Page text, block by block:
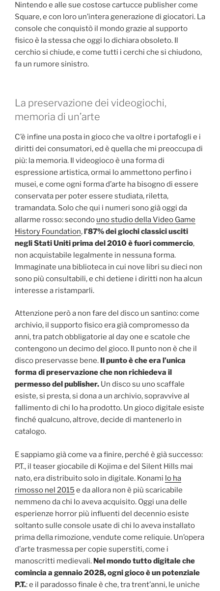
Nintendo e alle sue costose cartucce publisher come
Square, e con loro un’intera generazione di giocatori. La
console che conquistò il mondo grazie al supporto
fisico è la stessa che oggi lo dichiara obsoleto. Il
cerchio si chiude, e come tutti i cerchi che si chiudono,
fa un rumore sinistro.
La preservazione dei videogiochi,
memoria di un’arte
C’è infine una posta in gioco che va oltre i portafogli e i
diritti dei consumatori, ed è quella che mi preoccupa di
più: la memoria. Il videogioco è una forma di
espressione artistica, ormai lo ammettono perfino i
musei, e come ogni forma d’arte ha bisogno di essere
conservata per poter essere studiata, riletta,
tramandata. Solo che qui i numeri sono già oggi da
allarme rosso: secondo uno studio della Video Game
History Foundation,l’87% dei giochi classici usciti
negli Stati Uniti prima del 2010 è fuori commercio,
non acquistabile legalmente in nessuna forma.
Immaginate una biblioteca in cui nove libri su dieci non
sono più consultabili, e chi detiene i diritti non ha alcun
interesse a ristamparli.
Attenzione però a non fare del disco un santino: come
archivio, il supporto fisico era già compromesso da
anni, tra patch obbligatorie al day one e scatole che
contengono un decimo del gioco. Il punto non è che il
disco preservasse bene. Il punto è che era l’unica
forma di preservazione che non richiedeva il
permesso del publisher. Un disco su uno scaffale
esiste, si presta, si dona a un archivio, sopravvive al
fallimento di chi lo ha prodotto. Un gioco digitale esiste
finché qualcuno, altrove, decide di mantenerlo in
catalogo.
E sappiamo già come va a finire, perché è già successo:
P.T., il teaser giocabile di Kojima e del Silent Hills mai
nato, era distribuito solo in digitale. Konami lo ha
rimosso nel 2015 e da allora non è più scaricabile
nemmeno da chi lo aveva acquisito. Oggi una delle
esperienze horror più influenti del decennio esiste
soltanto sulle console usate di chi lo aveva installato
prima della rimozione, vendute come reliquie. Un’opera
d’arte trasmessa per copie superstiti, come i
manoscritti medievali. Nel mondo tutto digitale che
comincia a gennaio 2028, ogni gioco è un potenziale
P.T.: e il paradosso finale è che, tra trent’anni, le uniche